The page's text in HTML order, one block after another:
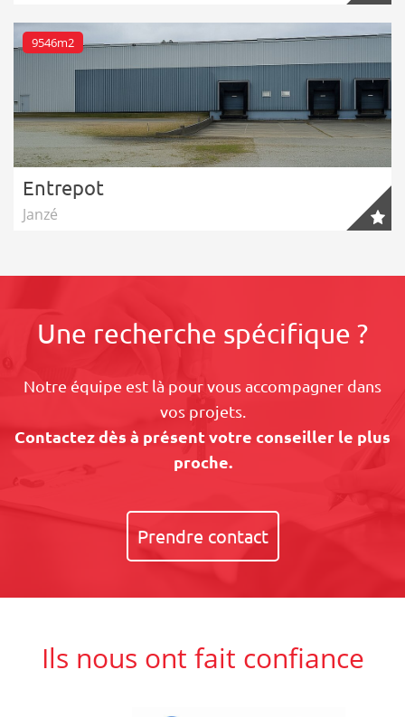
9546m2
Entrepot
Janzé
Une recherche spécifique ?
Notre équipe est là pour vous accompagner dans
vos projets.
Contactez dès à présent votre conseiller le plus
proche.
Prendre contact
Ils nous ont fait confiance